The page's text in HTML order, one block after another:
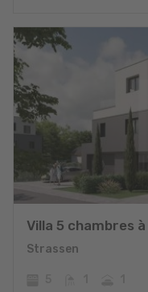
Villa 5 chambres
Strassen